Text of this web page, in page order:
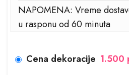
NAPOMENA: Vreme
u rasponu od 60 minuta
Cena dekoracije 1.500